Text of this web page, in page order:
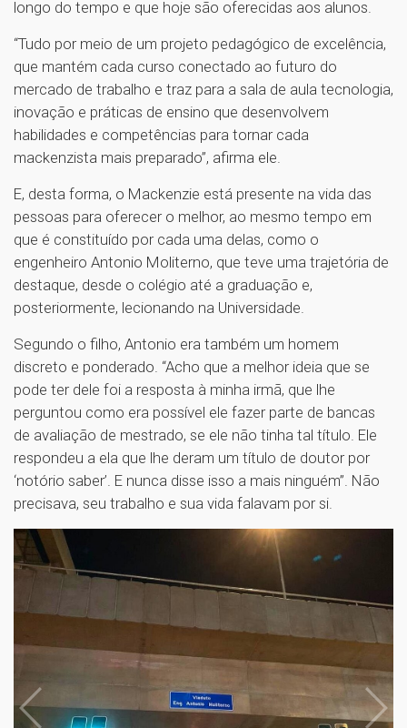
longo do tempo e que hoje são oferecidas aos alunos.
“Tudo por meio de um projeto pedagógico de excelência,
que mantém cada curso conectado ao futuro do
mercado de trabalho e traz para a sala de aula tecnologia,
inovação e práticas de ensino que desenvolvem
habilidades e competências para tornar cada
mackenzista mais preparado”, afirma ele.
E, desta forma, o Mackenzie está presente na vida das
pessoas para oferecer o melhor, ao mesmo tempo em
que é constituído por cada uma delas, como o
engenheiro Antonio Moliterno, que teve uma trajetória de
destaque, desde o colégio até a graduação e,
posteriormente, lecionando na Universidade.
Segundo o filho, Antonio era também um homem
discreto e ponderado. “Acho que a melhor ideia que se
pode ter dele foi a resposta à minha irmã, que lhe
perguntou como era possível ele fazer parte de bancas
de avaliação de mestrado, se ele não tinha tal título. Ele
respondeu a ela que lhe deram um título de doutor por
‘notório saber’. E nunca disse isso a mais ninguém”. Não
precisava, seu trabalho e sua vida falavam por si.